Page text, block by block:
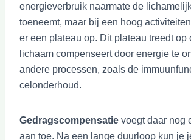
energieverbruik naarmate de
toeneemt, maar bij een hoog
er een plateau op. Dit plateau treedt op
lichaam compenseert door energie te
andere processen, zoals de
celonderhoud.
Gedragscompensatie voegt daar nog
aan toe. Na een lange duurloop kun je